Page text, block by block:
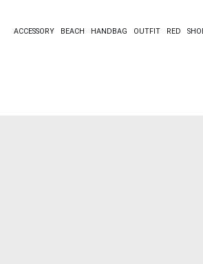
ACCESSORY BEACH HANDBAG OUTFIT RED